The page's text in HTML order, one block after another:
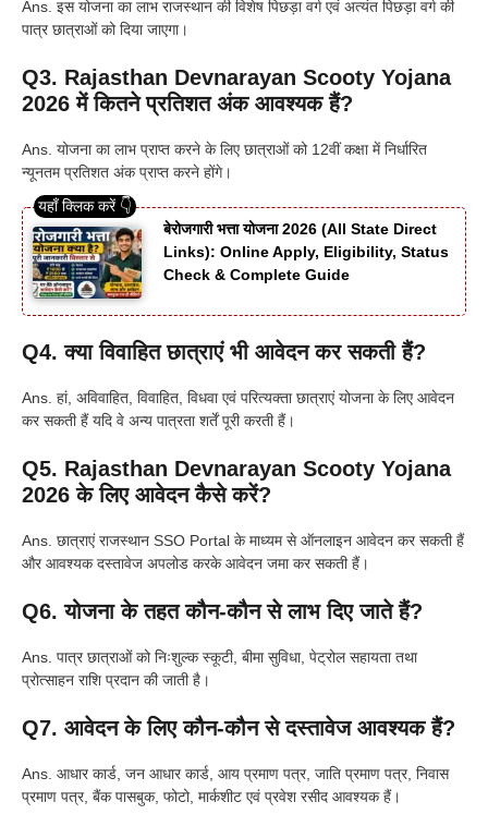
Ans. इस योजना का लाभ राजस्थान की विशेष पिछड़ा वर्ग एवं अत्यंत पिछड़ा वर्ग की
पात्र छात्राओं को दिया जाएगा।
Q3. Rajasthan Devnarayan Scooty Yojana
2026 में कितने प्रतिशत अंक आवश्यक हैं?
Ans. योजना का लाभ प्राप्त करने के लिए छात्राओं को 12वीं कक्षा में निर्धारित
न्यूनतम प्रतिशत अंक प्राप्त करने होंगे।
बेरोजगारी भत्ता योजना 2026 (All State Direct
Links): Online Apply, Eligibility, Status
Check & Complete Guide
Q4. क्या विवाहित छात्राएं भी आवेदन कर सकती हैं?
Ans. हां, अविवाहित, विवाहित, विधवा एवं परित्यक्ता छात्राएं योजना के लिए आवेदन
कर सकती हैं यदि वे अन्य पात्रता शर्तें पूरी करती हैं।
Q5. Rajasthan Devnarayan Scooty Yojana
2026 के लिए आवेदन कैसे करें?
Ans. छात्राएं राजस्थान SSO Portal के माध्यम से ऑनलाइन आवेदन कर सकती हैं
और आवश्यक दस्तावेज अपलोड करके आवेदन जमा कर सकती हैं।
Q6. योजना के तहत कौन-कौन से लाभ दिए जाते हैं?
Ans. पात्र छात्राओं को निःशुल्क स्कूटी, बीमा सुविधा, पेट्रोल सहायता तथा
प्रोत्साहन राशि प्रदान की जाती है।
Q7. आवेदन के लिए कौन-कौन से दस्तावेज आवश्यक हैं?
Ans. आधार कार्ड, जन आधार कार्ड, आय प्रमाण पत्र, जाति प्रमाण पत्र, निवास
प्रमाण पत्र, बैंक पासबुक, फोटो, मार्कशीट एवं प्रवेश रसीद आवश्यक हैं।